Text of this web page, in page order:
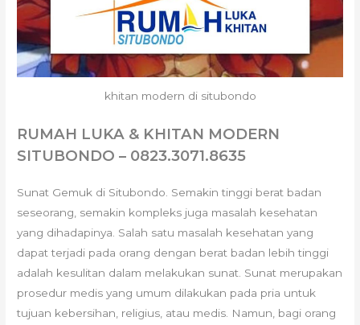
khitan modern di situbondo
RUMAH LUKA & KHITAN MODERN
SITUBONDO – 0823.3071.8635
Sunat Gemuk di Situbondo. Semakin tinggi berat badan
seseorang, semakin kompleks juga masalah kesehatan
yang dihadapinya. Salah satu masalah kesehatan yang
dapat terjadi pada orang dengan berat badan lebih tinggi
adalah kesulitan dalam melakukan sunat. Sunat merupakan
prosedur medis yang umum dilakukan pada pria untuk
tujuan kebersihan, religius, atau medis. Namun, bagi orang